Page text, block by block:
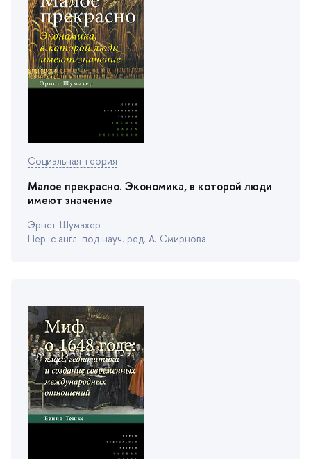
Социальная теория
Малое прекрасно. Экономика, в которой люди
имеют значение
Эрнст Шумахер
Пер. с англ. под науч. ред. А. Смирнова